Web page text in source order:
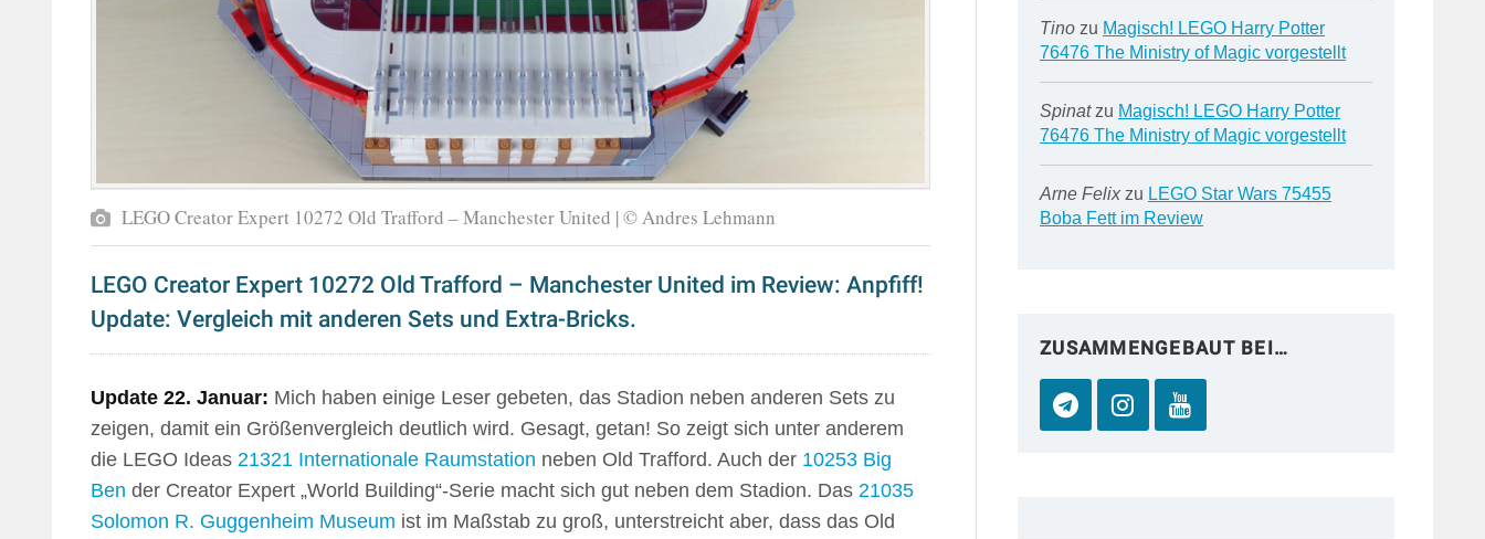
LEGO Creator Expert 10272 Old Trafford – Manchester United | © Andres Lehmann
LEGO Creator Expert 10272 Old Trafford – Manchester United im Review: Anpfiff!
Update: Vergleich mit anderen Sets und Extra-Bricks.
Update 22. Januar: Mich haben einige Leser gebeten, das Stadion neben anderen Sets zu
zeigen, damit ein Größenvergleich deutlich wird. Gesagt, getan! So zeigt sich unter anderem
die LEGO Ideas 21321 Internationale Raumstation neben Old Trafford. Auch der 10253 Big
Ben der Creator Expert „World Building“-Serie macht sich gut neben dem Stadion. Das 21035
Solomon R. Guggenheim Museum ist im Maßstab zu groß, unterstreicht aber, dass das Old
Tinozu Magisch! LEGO Harry Potter
76476 The Ministry of Magic vorgestellt
Spinatzu Magisch! LEGO Harry Potter
76476 The Ministry of Magic vorgestellt
Arne Felixzu LEGO Star Wars 75455
Boba Fett im Review
ZUSAMMENGEBAUT BEI…